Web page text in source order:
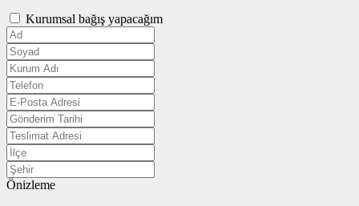
Kurumsal bağış yapacağım
Önizleme